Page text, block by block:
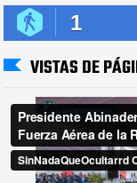
1
VISTAS DE